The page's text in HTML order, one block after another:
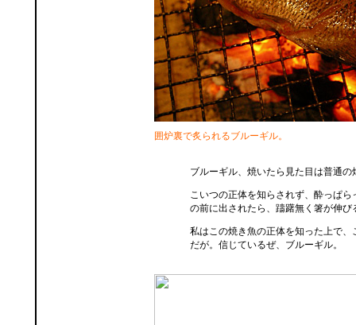
囲炉裏で炙られるブルーギル。
ブルーギル、焼いたら見た目は普通の
こいつの正体を知らされず、酔っぱら
の前に出されたら、躊躇無く箸が伸び
私はこの焼き魚の正体を知った上で、
だが。信じているぜ、ブルーギル。